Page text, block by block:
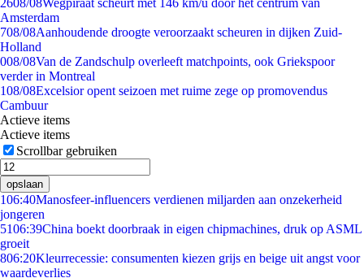
2608/08Wegpiraat scheurt met 146 km/u door het centrum van
Amsterdam
708/08Aanhoudende droogte veroorzaakt scheuren in dijken Zuid-
Holland
008/08Van de Zandschulp overleeft matchpoints, ook Griekspoor
verder in Montreal
108/08Excelsior opent seizoen met ruime zege op promovendus
Cambuur
Actieve items
Actieve items
Scrollbar gebruiken
opslaan
106:40Manosfeer-influencers verdienen miljarden aan onzekerheid
jongeren
5106:39China boekt doorbraak in eigen chipmachines, druk op ASML
groeit
806:20Kleurrecessie: consumenten kiezen grijs en beige uit angst voor
waardeverlies